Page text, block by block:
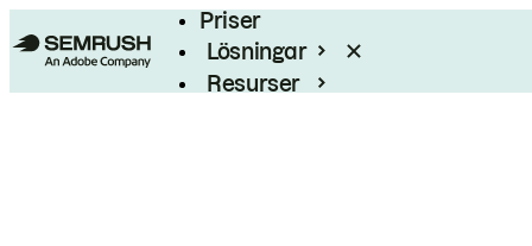
Priser
Lösningar
Resurser